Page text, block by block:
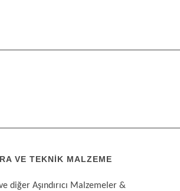
VE TEKNIK MALZEME
ve diğer Aşındırıcı Malzemeler &